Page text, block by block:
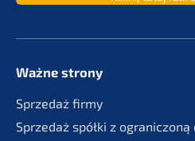
Ważne strony
Sprze­daż firmy
Sprze­daż spółki z